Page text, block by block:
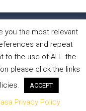
ABOUT US
CONTACT
•Privacy Policy•
Design
you the most relevant
and repeat
to the use of ALL the
please click the links
ACCEPT
Privacy Policy